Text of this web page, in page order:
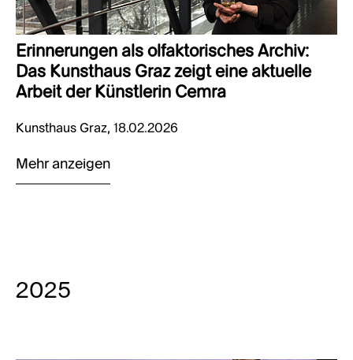
Erinnerungen als olfaktorisches Archiv:
Das Kunsthaus Graz zeigt eine aktuelle
Arbeit der Künstlerin Cemra
Kunsthaus Graz, 18.02.2026
Mehr anzeigen
2025